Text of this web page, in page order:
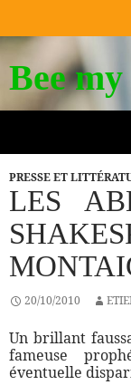
Bee
Search
TO
CONTENT
PRESSE ET
LES
20/10/2010
Un brillant
fameuse
éventuelle